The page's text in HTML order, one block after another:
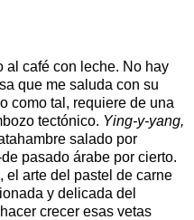
al café con leche. No hay
que me saluda con su
como tal, requiere de una
tectónico. Ying-y-yang,
salado por
pasado árabe por cierto.
el arte del pastel de carne
y delicada del
crecer esas vetas